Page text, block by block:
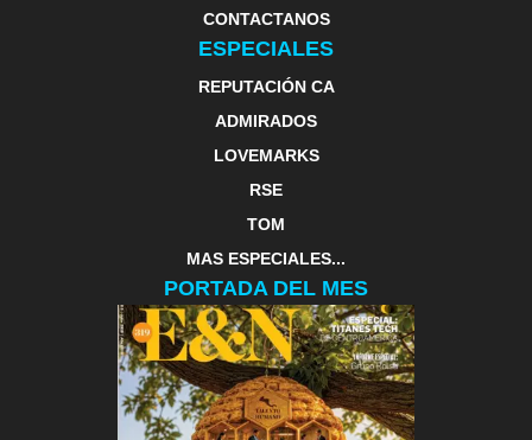
CONTACTANOS
ESPECIALES
REPUTACIÓN CA
ADMIRADOS
LOVEMARKS
RSE
TOM
MAS ESPECIALES...
PORTADA DEL MES